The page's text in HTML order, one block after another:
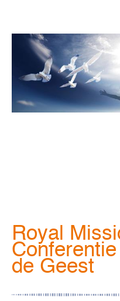
Royal
de Geest